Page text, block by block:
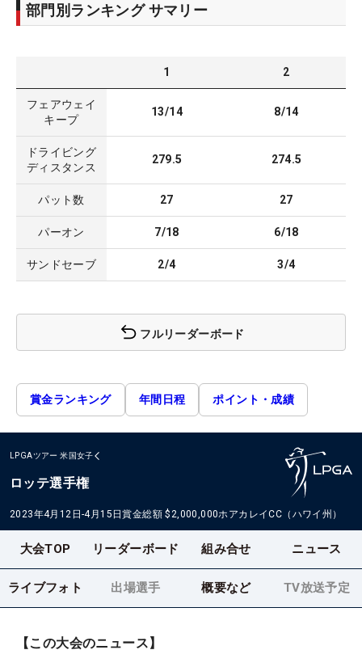
部門別ランキング サマリー
1 2
フェアウェイ
キープ
13/14 8/14
ドライビング
ディスタンス
279.5 274.5
パット数 27 27
パーオン 7/18 6/18
サンドセーブ 2/4 3/4
フルリーダーボード
賞金ランキング 年間日程 ポイント・成績
LPGAツアー 米国女子
ロッテ選手権
2023年4月12日-4月15日賞金総額 $2,000,000ホアカレイCC（ハワイ州）
大会TOP リーダーボード 組み合せ ニュース
ライブフォト 出場選手 概要など TV放送予定
【この大会のニュース】